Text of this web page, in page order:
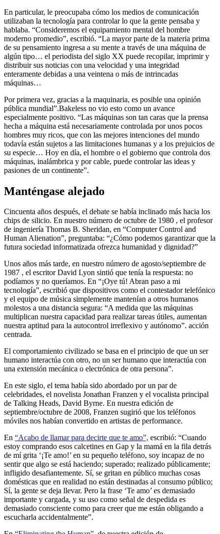
En particular, le preocupaba cómo los medios de comunicación
utilizaban la tecnología para controlar lo que la gente pensaba y
hablaba. “Consideremos el equipamiento mental del hombre
moderno promedio”, escribió. “La mayor parte de la materia prima
de su pensamiento ingresa a su mente a través de una máquina de
algún tipo… el periodista del siglo XX puede recopilar, imprimir y
distribuir sus noticias con una velocidad y una integridad
enteramente debidas a una veintena o más de intrincadas
máquinas…
Por primera vez, gracias a la maquinaria, es posible una opinión
pública mundial”.Bakeless no vio esto como un avance
especialmente positivo. “Las máquinas son tan caras que la prensa
hecha a máquina está necesariamente controlada por unos pocos
hombres muy ricos, que con las mejores intenciones del mundo
todavía están sujetos a las limitaciones humanas y a los prejuicios de
su especie… Hoy en día, el hombre o el gobierno que controla dos
máquinas, inalámbrica y por cable, puede controlar las ideas y
pasiones de un continente”.
Manténgase alejado
Cincuenta años después, el debate se había inclinado más hacia los
chips de silicio. En nuestro número de octubre de 1980 , el profesor
de ingeniería Thomas B. Sheridan, en “Computer Control and
Human Alienation”, preguntaba: “¿Cómo podemos garantizar que la
futura sociedad informatizada ofrezca humanidad y dignidad?”
Unos años más tarde, en nuestro número de agosto/septiembre de
1987 , el escritor David Lyon sintió que tenía la respuesta: no
podíamos y no queríamos. En “¡Oye tú! Abran paso a mi
tecnología”, escribió que dispositivos como el contestador telefónico
y el equipo de música simplemente mantenían a otros humanos
molestos a una distancia segura: “A medida que las máquinas
multiplican nuestra capacidad para realizar tareas útiles, aumentan
nuestra aptitud para la autocontrol irreflexivo y autónomo”. acción
centrada.
El comportamiento civilizado se basa en el principio de que un ser
humano interactúa con otro, no un ser humano que interactúa con
una extensión mecánica o electrónica de otra persona”.
En este siglo, el tema había sido abordado por un par de
celebridades, el novelista Jonathan Franzen y el vocalista principal
de Talking Heads, David Byrne. En nuestra edición de
septiembre/octubre de 2008, Franzen sugirió que los teléfonos
móviles nos habían convertido en artistas de performance.
En “Acabo de llamar para decirte que te amo”, escribió: “Cuando
estoy comprando esos calcetines en Gap y la mamá en la fila detrás
de mí grita ‘¡Te amo!’ en su pequeño teléfono, soy incapaz de no
sentir que algo se está haciendo; superado; realizado públicamente;
infligido desafiantemente. Sí, se gritan en público muchas cosas
domésticas que en realidad no están destinadas al consumo público;
Sí, la gente se deja llevar. Pero la frase ‘Te amo’ es demasiado
importante y cargada, y su uso como señal de despedida es
demasiado consciente como para creer que me están obligando a
escucharla accidentalmente”.